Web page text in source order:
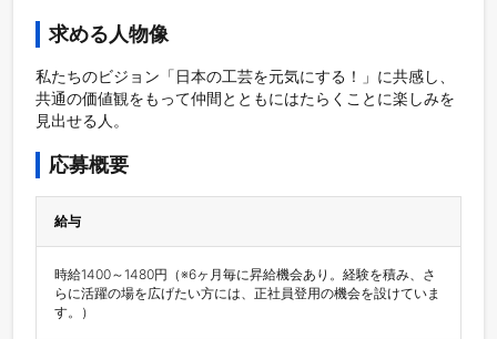
求める人物像
私たちのビジョン「日本の工芸を元気にする！」に共感し、
共通の価値観をもって仲間とともにはたらくことに楽しみを
見出せる人。
応募概要
給与
時給1400～1480円（※6ヶ月毎に昇給機会あり。経験を積み、さ
らに活躍の場を広げたい方には、正社員登用の機会を設けていま
す。）